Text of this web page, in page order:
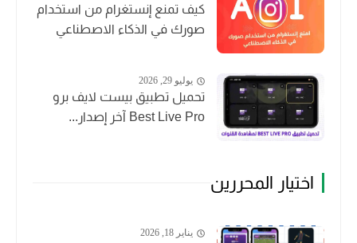
كيف تمنع إنستغرام من استخدام
صورك في الذكاء الاصطناعي
يوليو 29, 2026
تحميل تطبيق بيست لايف برو
Best Live Pro آخر إصدار...
اختيار المحررين
يناير 18, 2026